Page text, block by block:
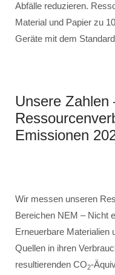
Abfälle reduzieren.
Material und Papier zu
Geräte mit dem
Unsere Zahlen
Emissionen
Wir messen unseren
Bereichen NEM – Nicht
Erneuerbare Materialien
Quellen in ihren
resultierenden CO2-